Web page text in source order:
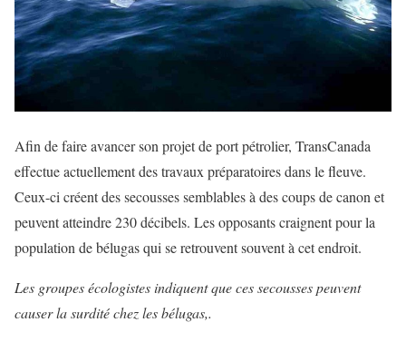
Afin de faire avancer son projet de port pétrolier, TransCanada
effectue actuellement des travaux préparatoires dans le fleuve.
Ceux-ci créent des secousses semblables à des coups de canon et
peuvent atteindre 230 décibels. Les opposants craignent pour la
population de bélugas qui se retrouvent souvent à cet endroit.
Les groupes écologistes indiquent que ces secousses peuvent
causer la surdité chez les bélugas,.